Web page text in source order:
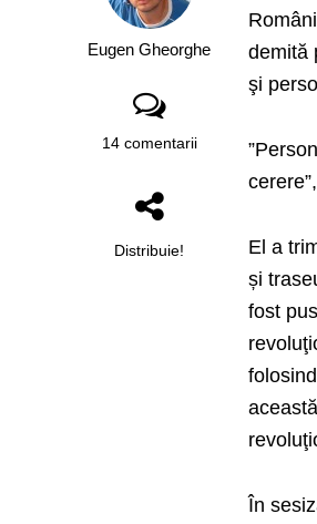
Eugen Gheorghe
14 comentarii
Distribuie!
demită
şi
El a
și
fost
În